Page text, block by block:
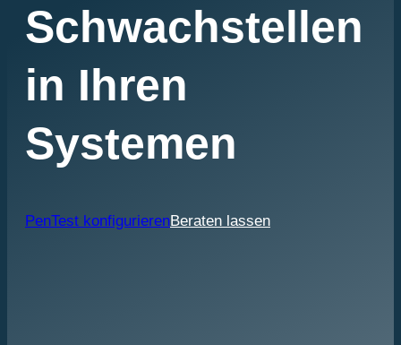
Schwachstellen
in Ihren
Systemen
PenTest konfigurierenBeraten lassen